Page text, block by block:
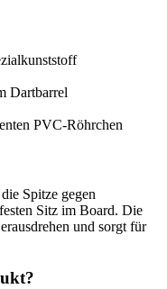
Dartbarrel
PVC-Röhrchen
Spitze gegen
Sitz im Board. Die
und sorgt für